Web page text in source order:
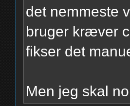
det nemmeste
bruger kræver
fikser det
Men jeg skal